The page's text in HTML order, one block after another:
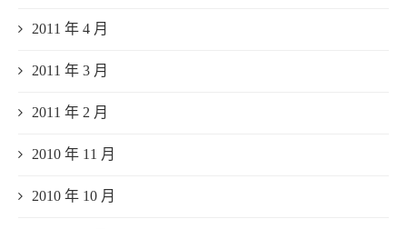
2011 年 4 月
2011 年 3 月
2011 年 2 月
2010 年 11 月
2010 年 10 月